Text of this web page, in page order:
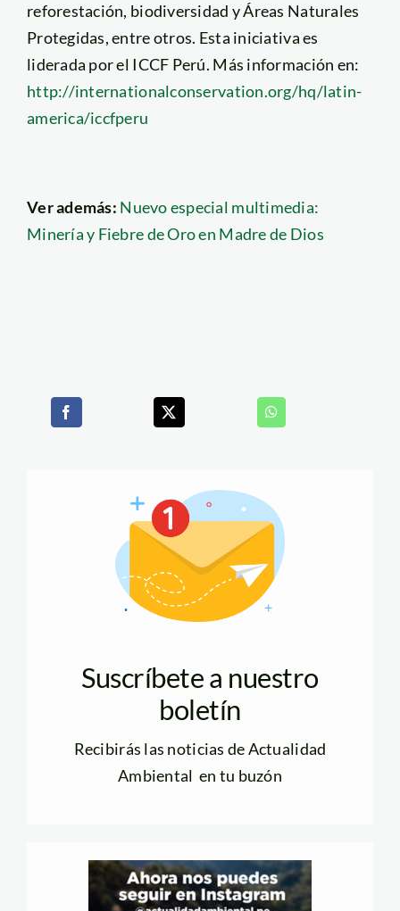
reforestación, biodiversidad y Áreas Naturales
Protegidas, entre otros. Esta iniciativa es
liderada por el ICCF Perú. Más información en:
http://internationalconservation.org/hq/latin-
america/iccfperu
Ver además: Nuevo especial multimedia:
Minería y Fiebre de Oro en Madre de Dios
Suscríbete a nuestro
boletín
Recibirás las noticias de Actualidad
Ambiental en tu buzón